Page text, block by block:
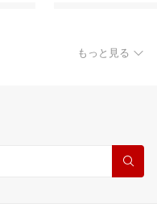
もっと見る